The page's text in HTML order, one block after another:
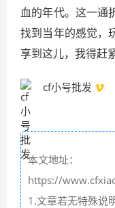
血的年代。这一通
找到当年的感觉，
享到这儿，我得赶
cf小号批发
本文地址：
https://
1.文章若无特殊说